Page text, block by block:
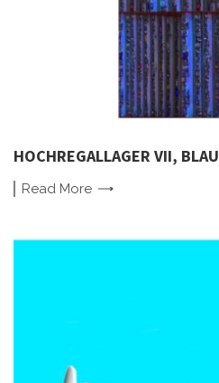
HOCHREGALLAGER VII, BLAU
Read More